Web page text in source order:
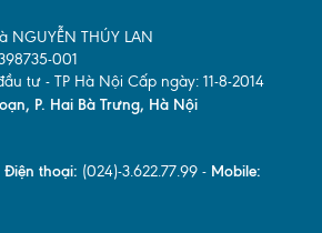
NGUYỄN THÚY LAN
001
tư - TP Hà Nội Cấp ngày: 11-8-2014
P. Hai Bà Trưng, Hà Nội
Điện thoại: (024)-3.622.77.99 - Mobile: